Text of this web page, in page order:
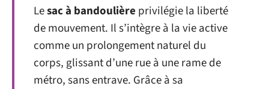
Lesac à bandoulière privilégie la liberté
de mouvement. Il s’intègre à la vie active
comme un prolongement naturel du
corps, glissant d’une rue à une rame de
métro, sans entrave. Grâce à sa